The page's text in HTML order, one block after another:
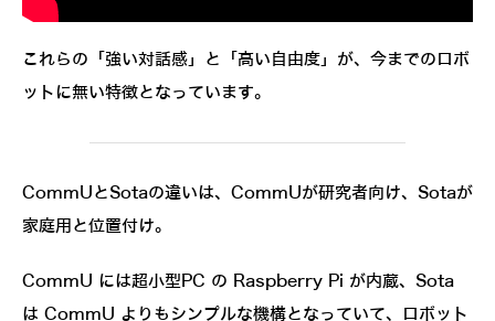
これらの「強い対話感」と「高い自由度」が、今までのロボ
ットに無い特徴となっています。
CommUとSotaの違いは、CommUが研究者向け、Sotaが
家庭用と位置付け。
CommU には超小型PC の Raspberry Pi が内蔵、Sota
は CommU よりもシンプルな機構となっていて、ロボット